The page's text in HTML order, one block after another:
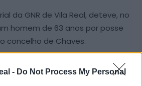
- Do Not Process My Personal
da GNR de Vila Real, deteve, no
homem de 63 anos por posse
concelho de Chaves.
através do Núcleo de
(NIC) do Destacamento